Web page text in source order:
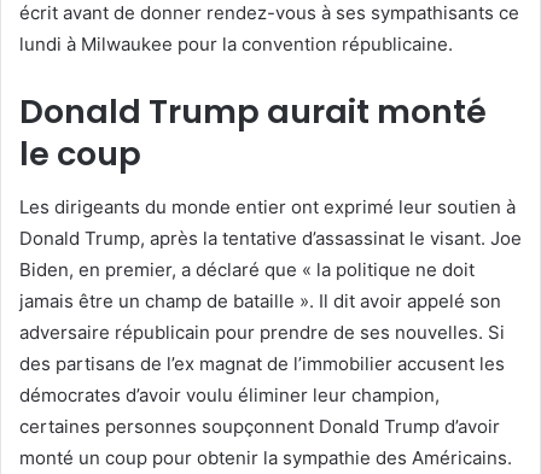
écrit avant de donner rendez-vous à ses sympathisants ce
lundi à Milwaukee pour la convention républicaine.
Donald Trump aurait monté
le coup
Les dirigeants du monde entier ont exprimé leur soutien à
Donald Trump, après la tentative d’assassinat le visant. Joe
Biden, en premier, a déclaré que « la politique ne doit
jamais être un champ de bataille ». Il dit avoir appelé son
adversaire républicain pour prendre de ses nouvelles. Si
des partisans de l’ex magnat de l’immobilier accusent les
démocrates d’avoir voulu éliminer leur champion,
certaines personnes soupçonnent Donald Trump d’avoir
monté un coup pour obtenir la sympathie des Américains.